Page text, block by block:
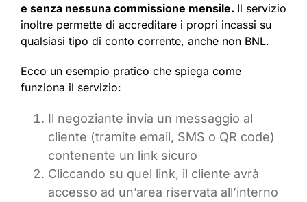
e senza nessuna commissione mensile. Il servizio
inoltre permette di accreditare i propri incassi su
qualsiasi tipo di conto corrente, anche non BNL.
Ecco un esempio pratico che spiega come
funziona il servizio:
Il negoziante invia un messaggio al
cliente (tramite email, SMS o QR code)
contenente un link sicuro
Cliccando su quel link, il cliente avrà
accesso ad un’area riservata all’interno